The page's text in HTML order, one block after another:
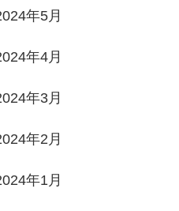
年5月
年4月
年3月
年2月
年1月